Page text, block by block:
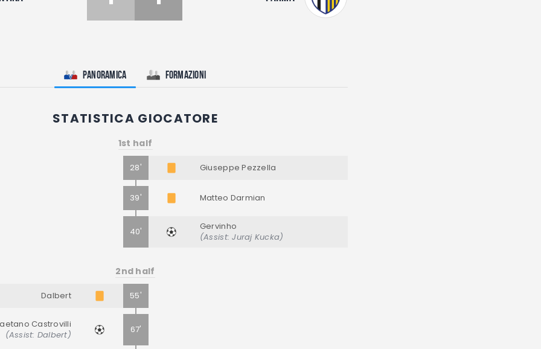
Panoramica Formazioni
STATISTICA GIOCATORE
1st half
28' Giuseppe Pezzella
39' Matteo Darmian
40'
Gervinho
(Assist: Juraj Kucka)
2nd half
Dalbert 55'
Castrovilli
(Assist: Dalbert)
67'